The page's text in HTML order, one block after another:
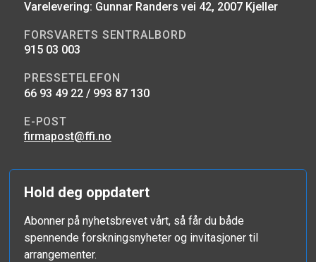
Varelevering: Gunnar Randers vei 42, 2007 Kjeller
FORSVARETS SENTRALBORD
915 03 003
PRESSETELEFON
66 93 49 22 / 993 87 130
E-POST
firmapost@ffi.no
Hold deg oppdatert
Abonner på nyhetsbrevet vårt, så får du både
spennende forskningsnyheter og invitasjoner til
arrangementer.